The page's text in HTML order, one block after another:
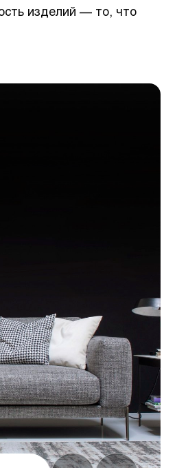
изделий — то, что